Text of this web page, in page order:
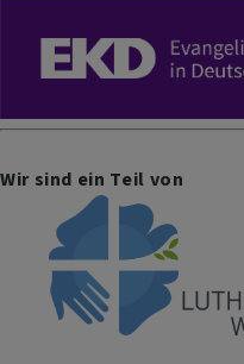
Wir sind ein Teil von